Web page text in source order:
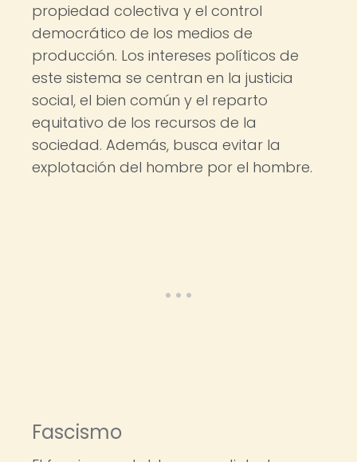
propiedad colectiva y el control
democrático de los medios de
producción. Los intereses políticos de
este sistema se centran en la justicia
social, el bien común y el reparto
equitativo de los recursos de la
sociedad. Además, busca evitar la
explotación del hombre por el hombre.
Fascismo